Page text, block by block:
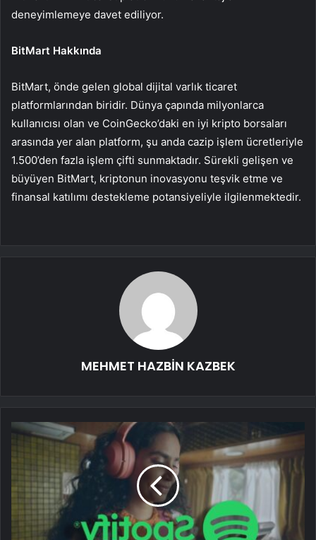
deneyimlemeye davet ediliyor.
BitMart Hakkında
BitMart, önde gelen global dijital varlık ticaret
platformlarından biridir. Dünya çapında milyonlarca
kullanıcısı olan ve CoinGecko’daki en iyi kripto borsaları
arasında yer alan platform, şu anda cazip işlem ücretleriyle
1.500’den fazla işlem çifti sunmaktadır. Sürekli gelişen ve
büyüyen BitMart, kriptonun inovasyonu teşvik etme ve
finansal katılımı destekleme potansiyeliyle ilgilenmektedir.
MEHMET HAZBİN KAZBEK